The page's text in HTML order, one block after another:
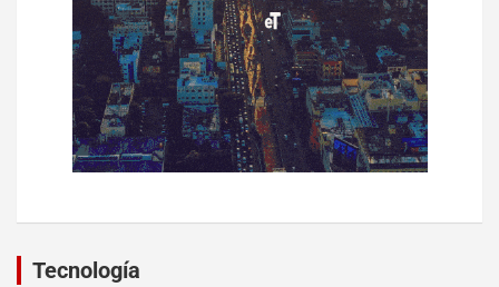
Tecnología